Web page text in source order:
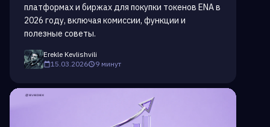
платформах и биржах для покупки токенов ENA в
2026 году, включая комиссии, функции и
полезные советы.
Erekle Kevlishvili
15.03.2026
9 минут